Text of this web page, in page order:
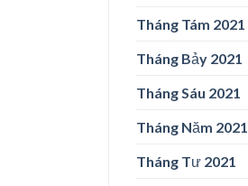
Tháng Tám 2021
Tháng Bảy 2021
Tháng Sáu 2021
Tháng Năm 2021
Tháng Tư 2021